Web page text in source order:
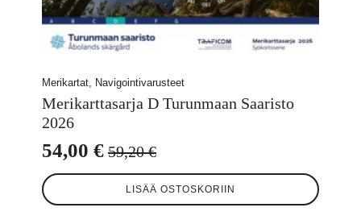
Merikartat, Navigointivarusteet
Merikarttasarja D Turunmaan Saaristo
2026
59,20€
Alkuperäinen
hinta
oli:
54,00 €
Nykyinen
hinta
on:
LISÄÄ OSTOSKORIIN